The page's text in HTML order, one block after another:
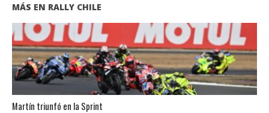
MÁS EN RALLY CHILE
Martín triunfó en la Sprint